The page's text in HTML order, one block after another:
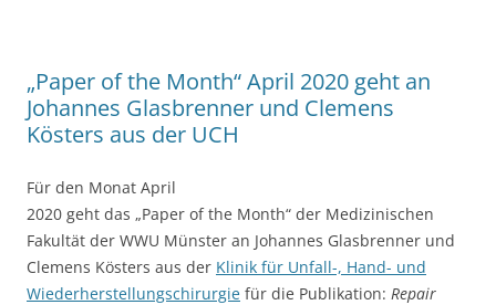
„Paper of the Month“ April 2020 geht an
Johannes Glasbrenner und Clemens
Kösters aus der UCH
Für den Monat April
2020 geht das „Paper of the Month“ der Medizinischen
Fakultät der WWU Münster an Johannes Glasbrenner und
Clemens Kösters aus der Klinik für Unfall-, Hand- und
Wiederherstellungschirurgie für die Publikation: Repair